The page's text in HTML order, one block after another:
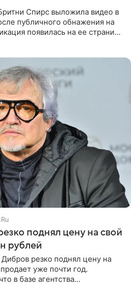
Спирс выложила видео в
публичного обнажения на
появилась на ее странице
поднял цену на свой
рублей
резко поднял цену на
уже почти год.
в базе агентства